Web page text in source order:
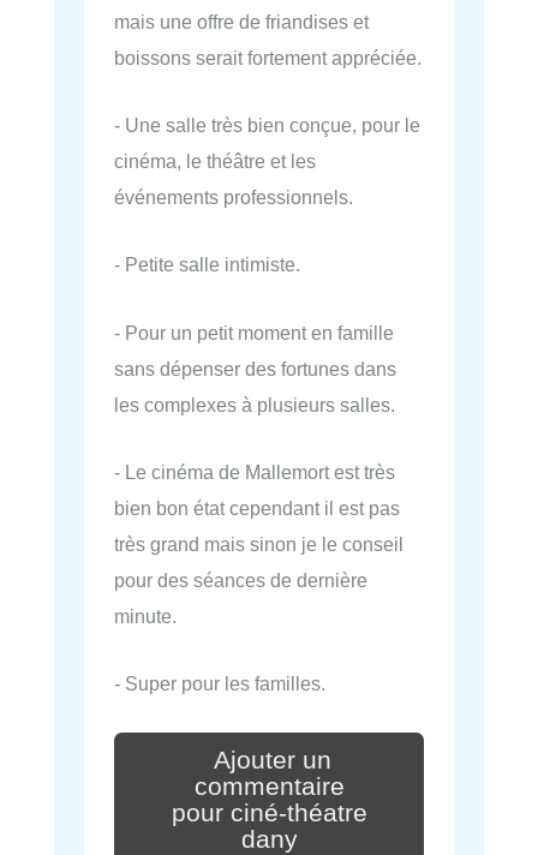
mais une offre de friandises et
boissons serait fortement appréciée.
- Une salle très bien conçue, pour le
cinéma, le théâtre et les
événements professionnels.
- Petite salle intimiste.
- Pour un petit moment en famille
sans dépenser des fortunes dans
les complexes à plusieurs salles.
- Le cinéma de Mallemort est très
bien bon état cependant il est pas
très grand mais sinon je le conseil
pour des séances de dernière
minute.
- Super pour les familles.
Ajouter un
commentaire
pour ciné-théatre
dany